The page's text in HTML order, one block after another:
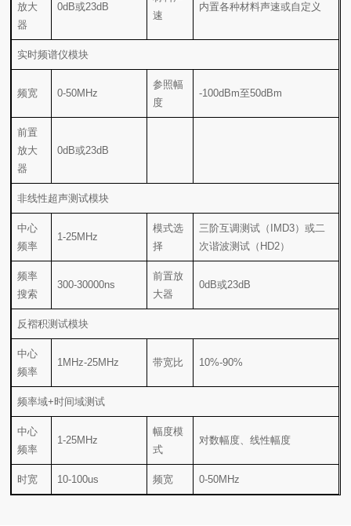
器
0dB或23dB
速
内置各种材料声速或自定义
实时频谱仪模块
频宽
0-50MHz
度
-100dBm至50dBm
器
0dB或23dB
非线性超声测试模块
频率
1-25MHz
择
次谐波测试（HD2）
搜索
300-30000ns
大器
0dB或23dB
反褶积测试模块
频率
1MHz-25MHz 带宽比 10%-90%
频率域+时间域测试
频率
1-25MHz
式
对数幅度、线性幅度
时宽 10-100us 频宽 0-50MHz